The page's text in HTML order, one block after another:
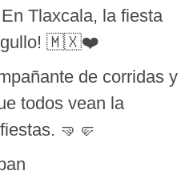
Tlaxcala, la fiesta
🇲🇽❤️
de corridas y
todos vean la
🤜🤛